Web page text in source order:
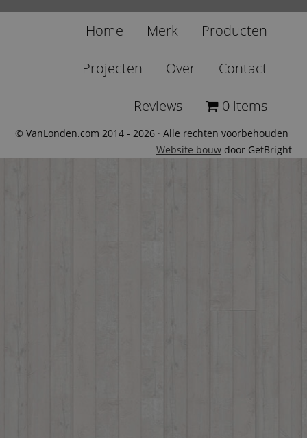
Home Merk Producten
Projecten Over Contact
Reviews 0 items
© VanLonden.com 2014 - 2026 · Alle rechten voorbehouden
Website bouwdoor GetBright